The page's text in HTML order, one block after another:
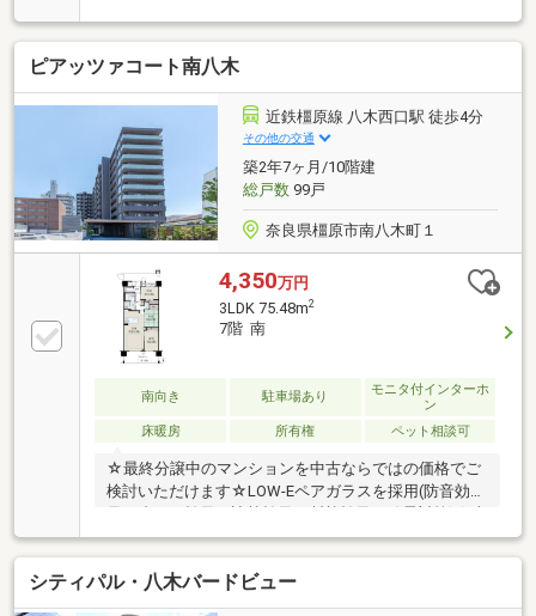
ピアッツァコート南八木
近鉄橿原線 八木西口駅 徒歩4分
その他の交通
築2年7ヶ月/10階建
総戸数99戸
奈良県橿原市南八木町１
4,350万円
3LDK 75.48m2
7階 南
南向き 駐車場あり
モニタ付インターホ
ン
床暖房
所有権 ペット相談可
☆最終分譲中のマンションを中古ならではの価格でご
検討いただけます☆LOW-Eペアガラスを採用(防音効
向きのため日当たり良好☆10階建て7階部分、眺望・
通風良好☆シューズインクローゼット・ウォークイン
クローゼット・トランクルームあり☆24時間ゴミ出し
が可能☆3駅利用可能（近鉄橿原線 八木西口駅徒歩4
シティパル・八木バードビュー